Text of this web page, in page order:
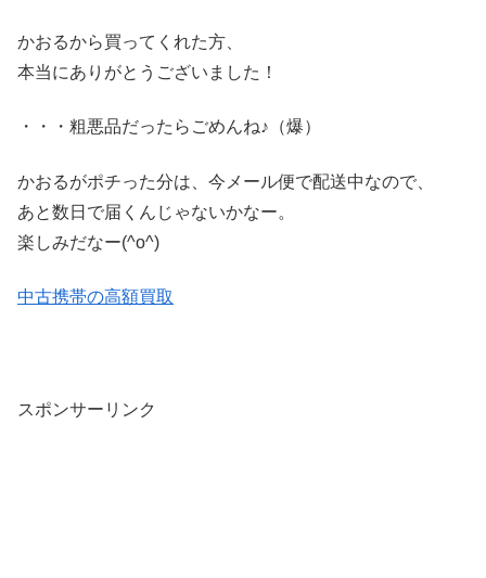
かおるから買ってくれた方、
本当にありがとうございました！
・・・粗悪品だったらごめんね♪（爆）
かおるがポチった分は、今メール便で配送中なので、
あと数日で届くんじゃないかなー。
楽しみだなー(^o^)
中古携帯の高額買取
スポンサーリンク